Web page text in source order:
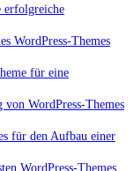
erfolgreiche
WordPress-Themes
für eine
WordPress-Themes
für ⁢den Aufbau einer
WordPress-Themes